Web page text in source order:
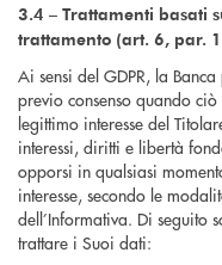
3.4 – Trattamenti basati
trattamento (art. 6, par.
Ai sensi del GDPR, la
previo consenso quando
legittimo interesse del
interessi, diritti e libertà
opporsi in qualsiasi
interesse, secondo le
dell’Informativa. Di seguito
trattare i Suoi dati: